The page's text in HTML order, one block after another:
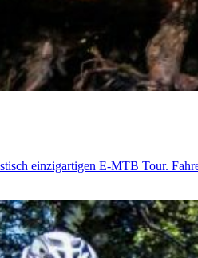
einzigartigen E-MTB Tour.